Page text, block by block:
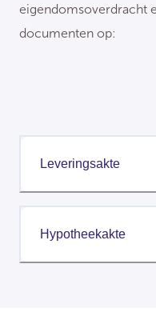
eigendomsoverdracht
documenten op:
Leveringsakte
Hypotheekakte